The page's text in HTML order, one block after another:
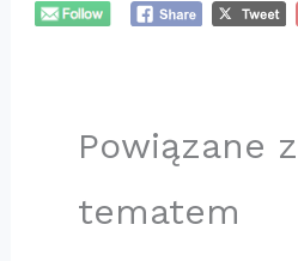
Powiązane z
tematem